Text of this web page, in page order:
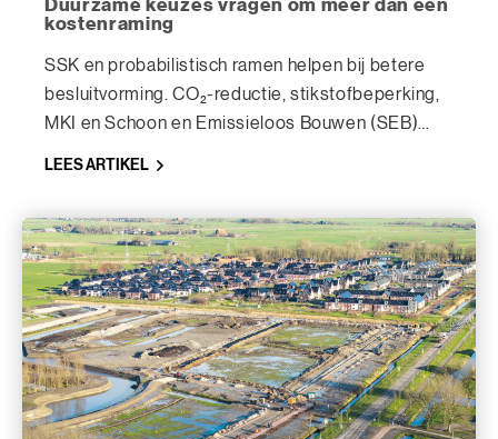
Duurzame keuzes vragen om meer dan een
kostenraming
SSK en probabilistisch ramen helpen bij betere
besluitvorming. CO₂-reductie, stikstofbeperking,
MKI en Schoon en Emissieloos Bouwen (SEB)
LEES ARTIKEL